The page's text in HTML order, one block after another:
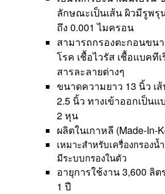
ลักษณะเป็นเส้น ผิวมีรูพรุ
ถึง 0.001 ไมครอน
สามารถกรองตะกอนขนา
โรค เชื้อไวรัส เชื้อแบคที
สารละลายต่างๆ
ขนาดความยาว 13 นิ้ว เ
2.5 นิ้ว ทางเข้าออกเป็น
2 หุน
ผลิตในเกาหลี (Made-In-
เหมาะสำหรับเครื่องกรอง
มีระบบกรองในตัว
อายุการใช้งาน 3,600 ลิ
1 ปี